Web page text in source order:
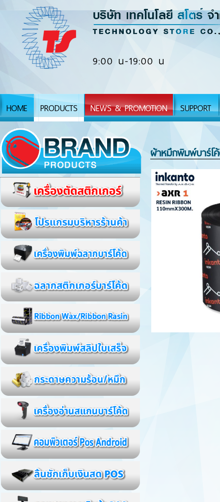
9:00 น-19:00 น
HOME PRODUCTS NEWS & PROMOTION SUPPORT
ผ้าหมึกพิมพ์บาร์โค้